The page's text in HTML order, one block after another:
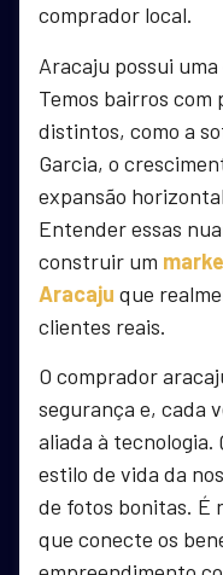
comprador local.
Aracaju possui
Temos bairros
distintos, como a
Garcia, o
expansão
Entender essas
construir um
Aracaju que
clientes reais.
O comprador
segurança e, cada
aliada à tecnologia.
estilo de vida da
de fotos bonitas. É
que conecte os